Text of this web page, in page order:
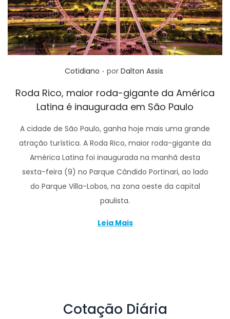
Posted in
Cotidiano . por Dalton Assis
Roda Rico, maior roda-gigante da América
Latina é inaugurada em São Paulo
A cidade de São Paulo, ganha hoje mais uma grande
atração turística. A Roda Rico, maior roda-gigante da
América Latina foi inaugurada na manhã desta
sexta-feira (9) no Parque Cândido Portinari, ao lado
do Parque Villa-Lobos, na zona oeste da capital
paulista.
Leia Mais
Cotação Diária